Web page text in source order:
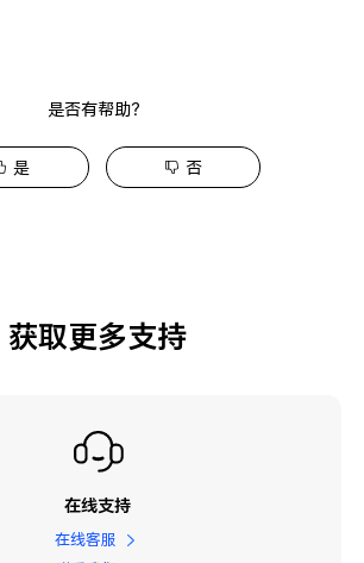
是否有帮助？
是 否
获取更多支持
在线支持
在线客服